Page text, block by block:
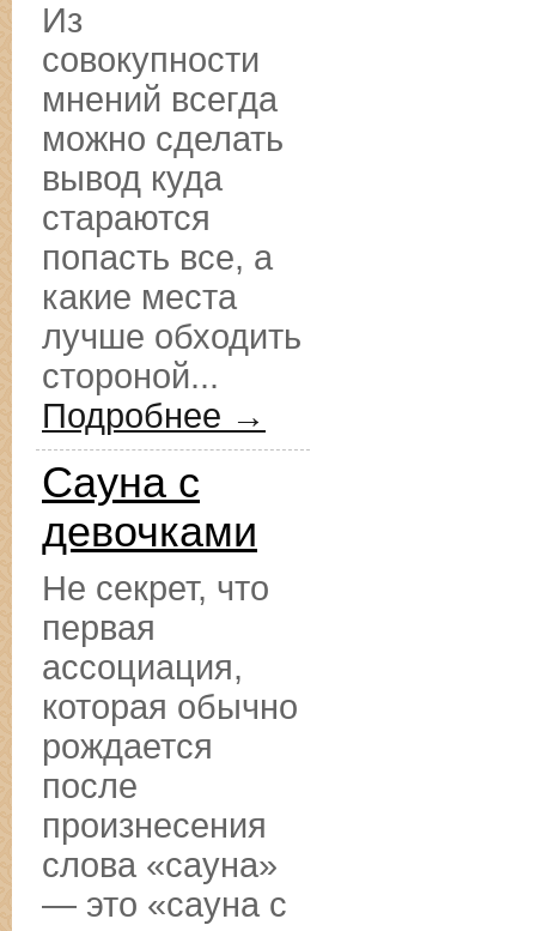
Из
совокупности
мнений всегда
можно сделать
вывод куда
стараются
попасть все, а
какие места
лучше обходить
стороной...
Подробнее →
Сауна с
девочками
Не секрет, что
первая
ассоциация,
которая обычно
рождается
после
произнесения
слова «сауна»
— это «сауна с